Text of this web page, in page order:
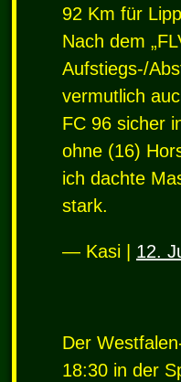
92 Km für
Nach dem
Aufstiegs-/
vermutlich
FC 96 sicher
ohne (16)
ich dachte
stark.
— Kasi | 12.
Der
18:30 in der